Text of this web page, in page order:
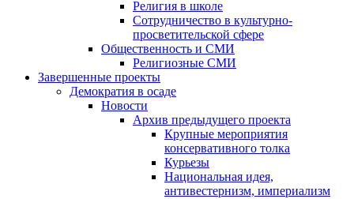
Религия в школе
Сотрудничество в культурно-
просветительской сфере
Общественность и СМИ
Религиозные СМИ
Завершенные проекты
Демократия в осаде
Новости
Архив предыдущего проекта
Крупные мероприятия
консервативного толка
Курьезы
Национальная идея,
антивестернизм, империализм